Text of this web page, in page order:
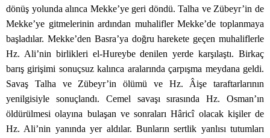
dönüş yolunda alınca Mekke’ye geri döndü. Talha ve Zübeyr’in de
Mekke’ye gitmelerinin ardından muhalifler Mekke’de toplanmaya
başladılar. Mekke’den Basra’ya doğru harekete geçen muhaliflerle
Hz. Ali’nin birlikleri el-Hureybe denilen yerde karşılaştı. Birkaç
barış girişimi sonuçsuz kalınca aralarında çarpışma meydana geldi.
Savaş Talha ve Zübeyr’in ölümü ve Hz. Âişe taraftarlarının
yenilgisiyle sonuçlandı. Cemel savaşı sırasında Hz. Osman’ın
öldürülmesi olayına bulaşan ve sonraları Hâricî olacak kişiler de
Hz. Ali’nin yanında yer aldılar. Bunların sertlik yanlısı tutumları